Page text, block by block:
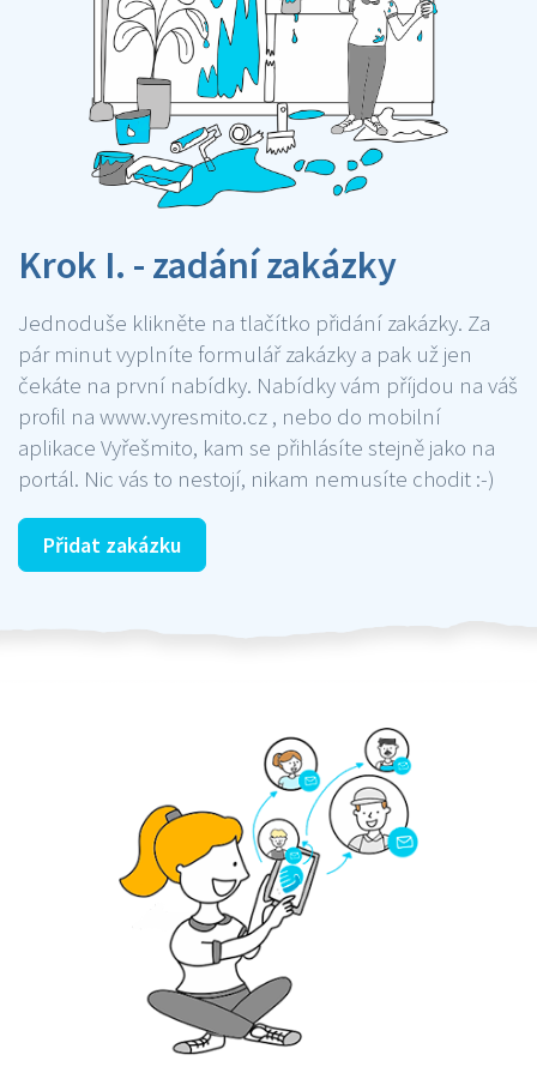
Krok I. - zadání zakázky
Jednoduše klikněte na tlačítko přidání zakázky. Za
pár minut vyplníte formulář zakázky a pak už jen
čekáte na první nabídky. Nabídky vám příjdou na váš
profil na www.vyresmito.cz , nebo do mobilní
aplikace Vyřešmito, kam se přihlásíte stejně jako na
portál. Nic vás to nestojí, nikam nemusíte chodit :-)
Přidat zakázku